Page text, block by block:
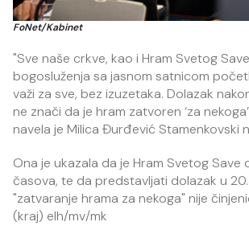
FoNet/Kabinet
"Sve naše crkve, kao i Hram Svetog
bogosluženja sa jasnom satnicom
važi za sve, bez izuzetaka. Dolazak
ne znači da je hram zatvoren ‘za
navela je Milica Đurđević Stamenkovski
Ona je ukazala da je Hram Svetog
časova, te da predstavljati dolazak u
"zatvaranje hrama za nekoga" nije
(kraj) elh/mv/mk